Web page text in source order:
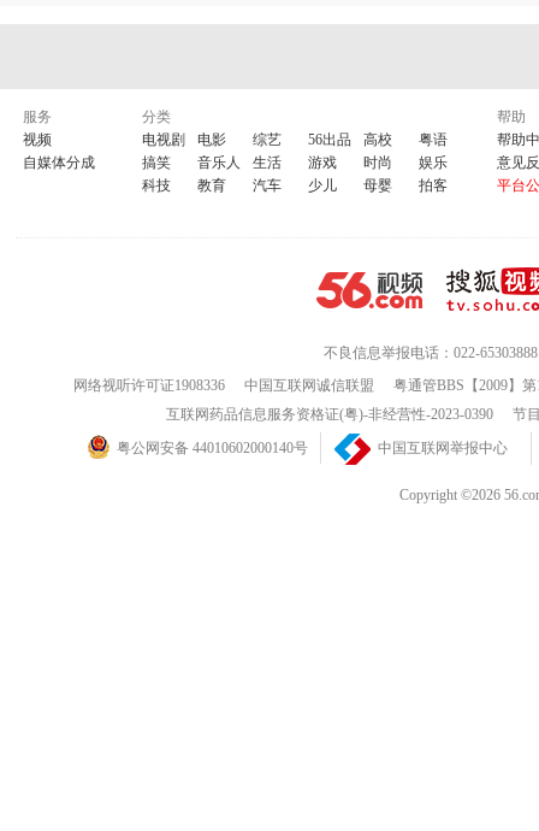
服务
视频
自媒体分成
分类
电视剧
电影 综艺 56出品 高校
粤语
搞笑
音乐人 生活 游戏 时尚
娱乐
科技
教育 汽车 少儿 母婴 拍客
帮助
帮助
意见
平台
不良信息举报电话：022-65303888
网络视听许可证1908336
中国互联网诚信联盟
粤通管BBS【2009】
互联网药品信息服务资格证(粤)-非经营性-2023-0390
节
粤公网安备 44010602000140号
中国互联网举报中心
Copyright ©2026